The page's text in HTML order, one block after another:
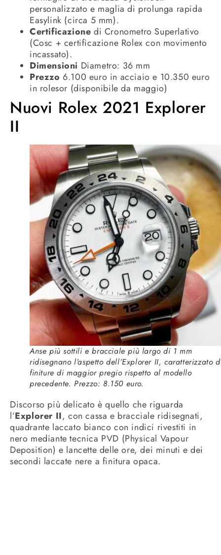
personalizzato e maglia di prolunga rapida
Easylink (circa 5 mm).
Certificazione di Cronometro Superlativo
(Cosc + certificazione Rolex con movimento
incassato).
Dimensioni Diametro: 36 mm
Prezzo 6.100 euro in acciaio e 10.350 euro
in rolesor (disponibile da maggio)
Nuovi Rolex 2021 Explorer
II
Anse più sottili e bracciale più largo di 1 mm
ridisegnano l’aspetto dell’Explorer II, caratterizzato
finiture di maggior pregio rispetto al modello
precedente. Prezzo: 8.150 euro.
Discorso più delicato è quello che riguarda
l’Explorer II, con cassa e bracciale ridisegnati,
quadrante laccato bianco con indici rivestiti in
nero mediante tecnica PVD (Physical Vapour
Deposition) e lancette delle ore, dei minuti e dei
secondi laccate nere a finitura opaca.